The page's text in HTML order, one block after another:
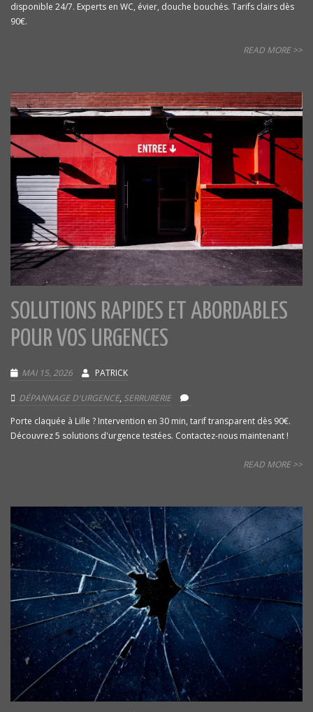
disponible 24/7. Experts en WC, évier, douche bouchés. Tarifs clairs dès
90€.
READ MORE >>
SOLUTIONS RAPIDES ET ABORDABLES
POUR VOS URGENCES
MAI 15, 2026 PATRICK
DÉPANNAGE D'URGENCE, SERRURERIE
Porte claquée à Lille ? Intervention en 30 min, tarif transparent dès 90€.
Découvrez 5 solutions d'urgence testées. Contactez-nous maintenant !
READ MORE >>